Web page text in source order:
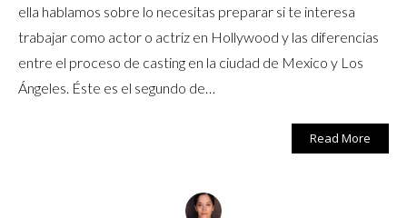
ella hablamos sobre lo necesitas preparar si te interesa
trabajar como actor o actriz en Hollywood y las diferencias
entre el proceso de casting en la ciudad de Mexico y Los
Ángeles. Éste es el segundo de…
Read More